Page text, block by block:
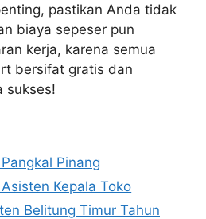
pastikan Anda tidak
biaya sepeser pun
kerja, karena semua
bersifat gratis dan
sukses!
Pinang
Kepala Toko
Belitung Timur Tahun